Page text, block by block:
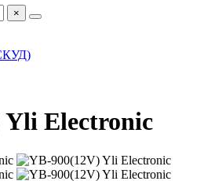
×
Yli Electronic